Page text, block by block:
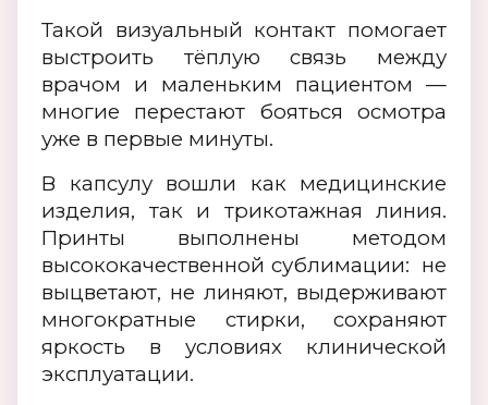
Такой визуальный контакт помогает
выстроить тёплую связь между
врачом и маленьким пациентом —
многие перестают бояться осмотра
уже в первые минуты.
В капсулу вошли как медицинские
изделия, так и трикотажная линия.
Принты выполнены методом
высококачественной сублимации: ⁠не
выцветают, ⁠не линяют, ⁠выдерживают
многократные стирки, сохраняют
яркость в условиях клинической
эксплуатации.